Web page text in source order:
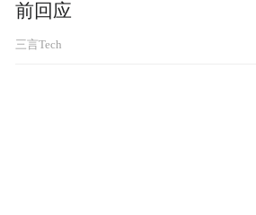
前回应
三言Tech